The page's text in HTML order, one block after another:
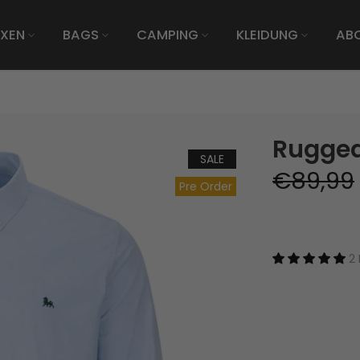
BAGS CAMPING KLEIDUNG
SALE
Pre Order
€89,99
2